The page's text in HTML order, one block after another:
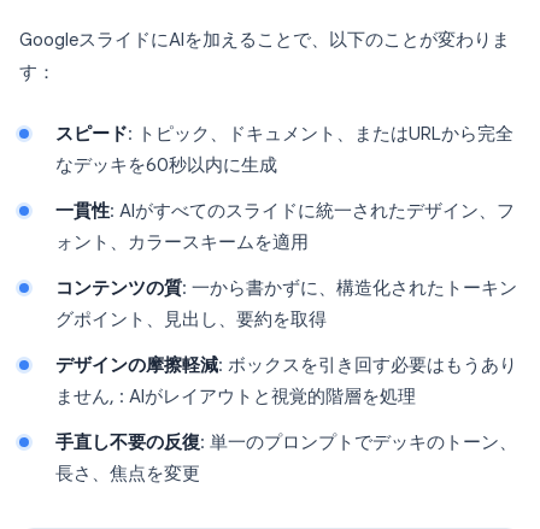
GoogleスライドにAIを加えることで、以下のことが変わりま
す：
スピード: トピック、ドキュメント、またはURLから完全
なデッキを60秒以内に生成
一貫性: AIがすべてのスライドに統一されたデザイン、フ
ォント、カラースキームを適用
コンテンツの質: 一から書かずに、構造化されたトーキン
グポイント、見出し、要約を取得
デザインの摩擦軽減: ボックスを引き回す必要はもうあり
ません, : AIがレイアウトと視覚的階層を処理
手直し不要の反復: 単一のプロンプトでデッキのトーン、
長さ、焦点を変更